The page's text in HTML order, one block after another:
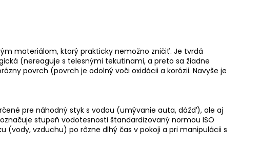
materiálom, ktorý prakticky nemožno zničiť. Je tvrdá
(nereaguje s telesnými tekutinami, a preto sa žiadne
povrch (povrch je odolný voči oxidácii a korózii. Navyše je
pre náhodný styk s vodou (umývanie auta, dážď), ale aj
stupeň vodotesnosti štandardizovaný normou ISO
(vody, vzduchu) po rôzne dlhý čas v pokoji a pri manipulácii s